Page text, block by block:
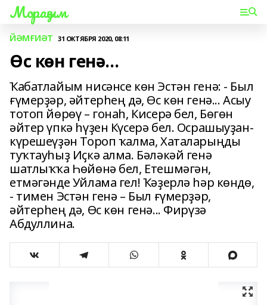
Мораҙым
ЙӘМҒИӘТ 31 ОКТЯБРЯ 2020, 08:11
Өс көн генә...
Ҡабатлайым нисәнсе көн Эстән генә: - Был
ғүмерҙәр, әйтерһең дә, Өс көн генә... Асыу
тотоп йөрөү – гонаһ, Кисерә бел, Бөгөн
әйтер үпкә һүҙен Күсерә бел. Осрашыуҙан-
күрешеүҙән Тороп ҡалма, Хаталарыңды
туҡтауһыҙ Иҫкә алма. Бәләкәй генә
шатлыҡҡа Һөйөнә бел, Етешмәгән,
етмәгәнде Уйлама гел! Ҡәҙерлә һәр көндө,
- тимен Эстән генә – Был ғүмерҙәр,
әйтерһең дә, Өс көн генә... Фирүзә
Абдуллина.